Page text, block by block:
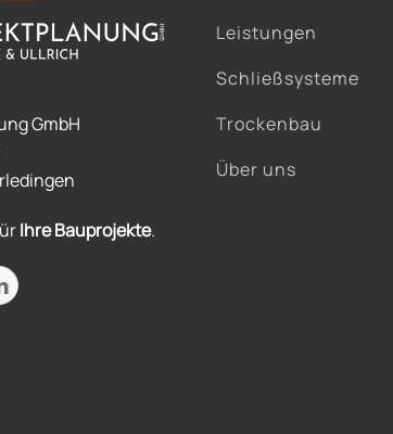
GmbH
Ihre Bauprojekte.
Leistungen
Schließsysteme
Trockenbau
Über uns